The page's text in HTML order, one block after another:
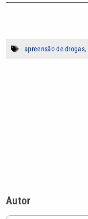
apreensão de drogas,